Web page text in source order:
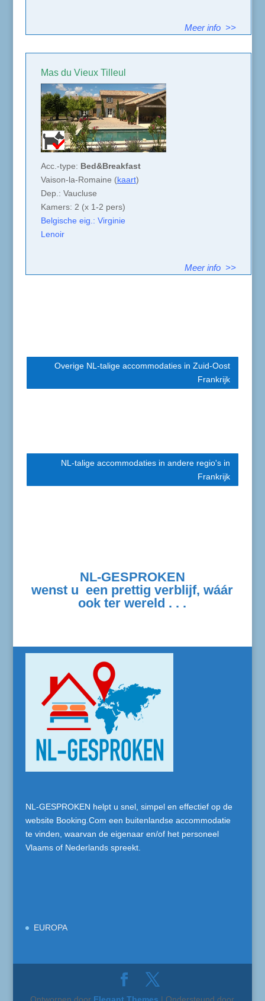
Meer info >>
Mas du Vieux Tilleul
Acc.-type: Bed&Breakfast
Vaison-la-Romaine (kaart)
Dep.: Vaucluse
Kamers: 2 (x 1-2 pers)
Belgische eig.: Virginie
Lenoir
Meer info >>
Overige NL-talige accommodaties in Zuid-Oost
Frankrijk
NL-talige accommodaties in andere regio's in
Frankrijk
NL-GESPROKEN
wenst u een prettig verblijf, wáár
ook ter wereld . . .
NL-GESPROKEN helpt u snel, simpel en effectief op de
website Booking.Com een buitenlandse accommodatie
te vinden, waarvan de eigenaar en/of het personeel
Vlaams of Nederlands spreekt.
EUROPA
Ontworpen door Elegant Themes | Ondersteund door